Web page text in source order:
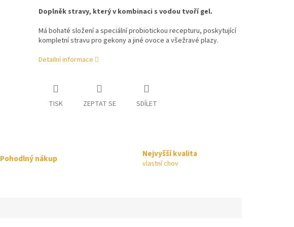
Doplněk stravy, který v kombinaci s vodou tvoří gel.
Má bohaté složení a speciální probiotickou recepturu, poskytující
kompletní stravu pro gekony a jiné ovoce a všežravé plazy.
Detailní informace
TISK ZEPTAT SE SDÍLET
Pohodlný nákup Nejvyšší kvalita
vlastní chov